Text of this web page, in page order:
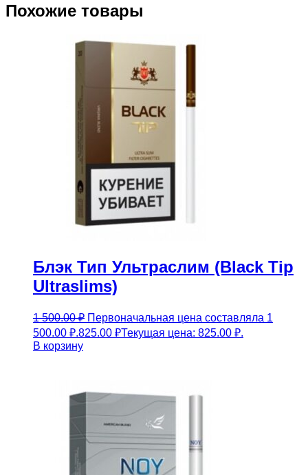
Похожие товары
Блэк Тип Ультраслим (Black Tip
Ultraslims)
1 500.00₽ Первоначальная цена составляла 1
500.00 ₽.825.00 ₽Текущая цена: 825.00 ₽.
В корзину